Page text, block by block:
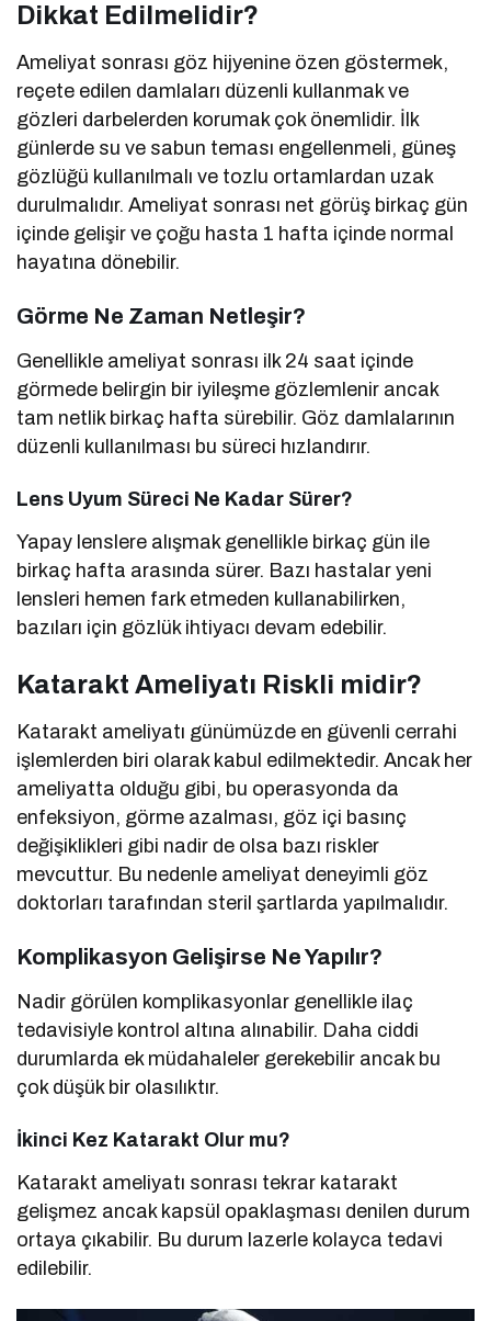
Dikkat Edilmelidir?
Ameliyat sonrası göz hijyenine özen göstermek,
reçete edilen damlaları düzenli kullanmak ve
gözleri darbelerden korumak çok önemlidir. İlk
günlerde su ve sabun teması engellenmeli, güneş
gözlüğü kullanılmalı ve tozlu ortamlardan uzak
durulmalıdır. Ameliyat sonrası net görüş birkaç gün
içinde gelişir ve çoğu hasta 1 hafta içinde normal
hayatına dönebilir.
Görme Ne Zaman Netleşir?
Genellikle ameliyat sonrası ilk 24 saat içinde
görmede belirgin bir iyileşme gözlemlenir ancak
tam netlik birkaç hafta sürebilir. Göz damlalarının
düzenli kullanılması bu süreci hızlandırır.
Lens Uyum Süreci Ne Kadar Sürer?
Yapay lenslere alışmak genellikle birkaç gün ile
birkaç hafta arasında sürer. Bazı hastalar yeni
lensleri hemen fark etmeden kullanabilirken,
bazıları için gözlük ihtiyacı devam edebilir.
Katarakt Ameliyatı Riskli midir?
Katarakt ameliyatı günümüzde en güvenli cerrahi
işlemlerden biri olarak kabul edilmektedir. Ancak her
ameliyatta olduğu gibi, bu operasyonda da
enfeksiyon, görme azalması, göz içi basınç
değişiklikleri gibi nadir de olsa bazı riskler
mevcuttur. Bu nedenle ameliyat deneyimli göz
doktorları tarafından steril şartlarda yapılmalıdır.
Komplikasyon Gelişirse Ne Yapılır?
Nadir görülen komplikasyonlar genellikle ilaç
tedavisiyle kontrol altına alınabilir. Daha ciddi
durumlarda ek müdahaleler gerekebilir ancak bu
çok düşük bir olasılıktır.
İkinci Kez Katarakt Olur mu?
Katarakt ameliyatı sonrası tekrar katarakt
gelişmez ancak kapsül opaklaşması denilen durum
ortaya çıkabilir. Bu durum lazerle kolayca tedavi
edilebilir.